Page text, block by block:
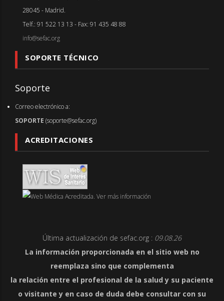
28045 - Madrid.
Telf.: 91 522 13 13 - Fax: 91 435 48 88
info@sefac.org
SOPORTE TÉCNICO
Soporte
Correo electrónico a:
SOPORTE (soporte@sefac.org)
ACREDITACIONES
Última actualización de sefac.org : 09.08.26
La información proporcionada en el sitio web no
reemplaza sino que complementa
la relación entre el profesional de la salud y su paciente
o visitante y en caso de duda debe consultar con su